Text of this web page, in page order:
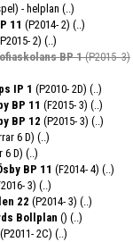
- helplan (..)
11 (P2014- 2) (..)
2) (..)
BP 1(P2015- 3)
IP 1 (P2010- 2D) (..)
BP 11 (F2015- 3) (..)
BP 12 (P2015- 3) (..)
6 D) (..)
6 D) (..)
BP 11 (F2014- 4) (..)
3) (..)
22 (P2014- 3) (..)
Bollplan () (..)
(P2011- 2C) (..)